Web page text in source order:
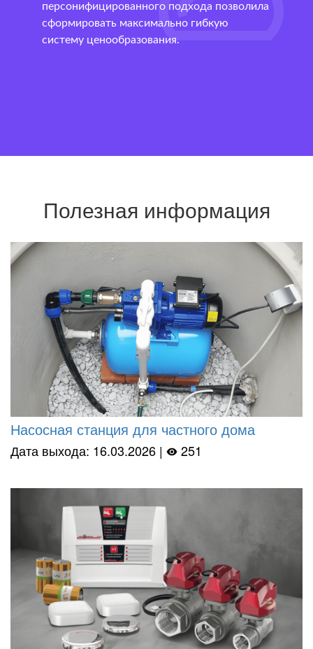
персонифицированного подхода позволила
сформировать максимально гибкую
систему ценообразования.
Полезная информация
Насосная станция для частного дома
Дата выхода: 16.03.2026 | 251